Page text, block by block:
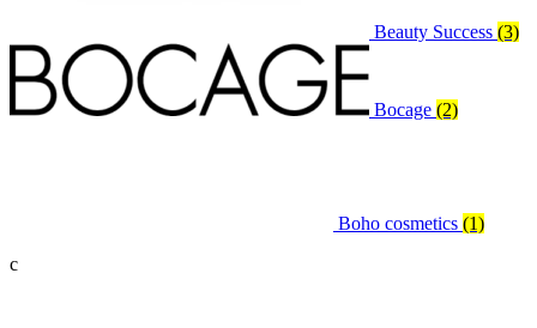
Beauty Success (3)
Bocage (2)
Boho cosmetics (1)
c